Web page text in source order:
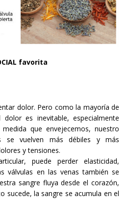
favorita
dolor. Pero como la mayoría de
es inevitable, especialmente
que envejecemos, nuestro
se vuelven más débiles y más
y tensiones.
puede perder elasticidad,
válvulas en las venas también se
sangre fluya desde el corazón,
sucede, la sangre se acumula en el